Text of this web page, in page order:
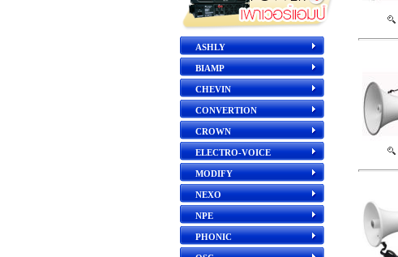
ASHLY
BIAMP
CHEVIN
CONVERTION
CROWN
ELECTRO-VOICE
MODIFY
NEXO
NPE
PHONIC